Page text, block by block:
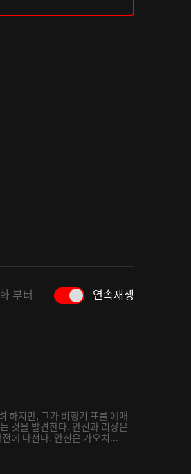
부터 연속재생
하지만, 그가 비행기 표를 예매
것을 발견한다. 안신과 리샹은
에 나선다. 안신은 가오치...